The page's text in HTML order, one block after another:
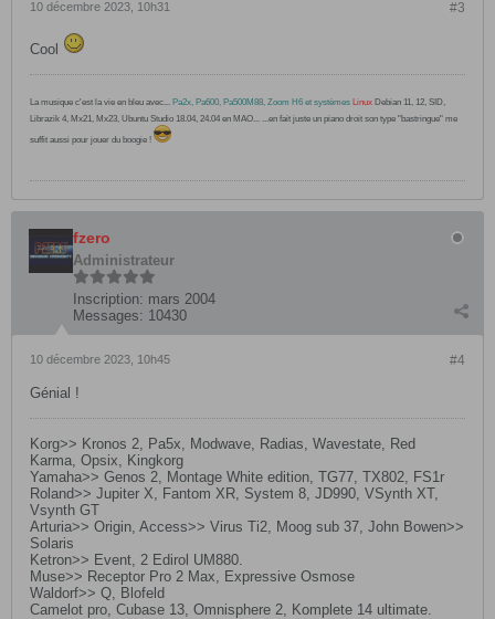
#3
10 décembre 2023, 10h31
Cool
La musique c'est la vie en bleu avec... Pa2x, Pa600, Pa500M88, Zoom H6 et systèmes Linux Debian 11, 12, SID,
Librazik 4, Mx21, Mx23, Ubuntu Studio 18.04, 24.04 en MAO... ...en fait juste un piano droit son type "bastringue" me
suffit aussi pour jouer du boogie !
fzero
Administrateur
Inscription: mars 2004
Messages: 10430
#4
10 décembre 2023, 10h45
Génial !
Korg>> Kronos 2, Pa5x, Modwave, Radias, Wavestate, Red
Karma, Opsix, Kingkorg
Yamaha>> Genos 2, Montage White edition, TG77, TX802, FS1r
Roland>> Jupiter X, Fantom XR, System 8, JD990, VSynth XT,
Vsynth GT
Arturia>> Origin, Access>> Virus Ti2, Moog sub 37, John Bowen>>
Solaris
Ketron>> Event, 2 Edirol UM880.
Muse>> Receptor Pro 2 Max, Expressive Osmose
Waldorf>> Q, Blofeld
Camelot pro, Cubase 13, Omnisphere 2, Komplete 14 ultimate.